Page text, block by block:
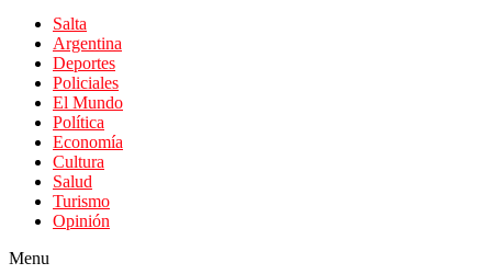
Salta
Argentina
Deportes
Policiales
El Mundo
Política
Economía
Cultura
Salud
Turismo
Opinión
Menu